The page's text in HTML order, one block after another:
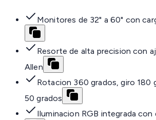
Monitores de 32" a 60" con
Resorte de alta precision con
Allen
Rotacion 360 grados, giro 180
50 grados
Iluminacion RGB integrada